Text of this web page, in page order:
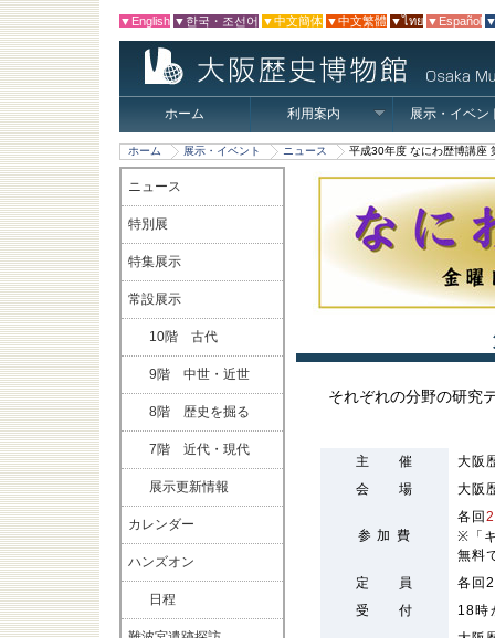
▼English ▼한국・조선어 ▼中文簡体 ▼中文繁體 ▼ไทย ▼Español
ホーム 利用案内 展示・イベン
ホーム 展示・イベント ニュース 平成30年度 なにわ歴博講座
ニュース
特別展
特集展示
常設展示
10階 古代
9階 中世・近世
8階 歴史を掘る
7階 近代・現代
展示更新情報
カレンダー
ハンズオン
日程
それぞれの分野の研究
主 催
大阪
会 場
大
参 加 費
各回
※「
無料
定 員
各回
受 付
18時